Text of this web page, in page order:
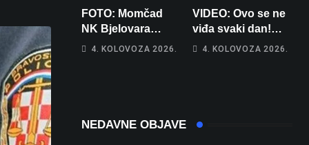
FOTO: Momčad
NK Bjelovara
poprima jesenski
4. KOLOVOZA 2026.
VIDEO: Ovo se ne
viđa svaki dan!
Netko je na auto
4. KOLOVOZA 2026.
NEDAVNE OBJAVE